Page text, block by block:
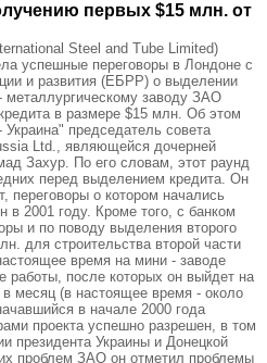
первых $15 млн. от
Steel and Tube Limited)
успешные переговоры в Лондоне с
и развития (ЕБРР) о выделении
металлургическому заводу ЗАО
в размере $15 млн. Об этом
председатель совета
Ltd., являющейся дочерней
Захур. По его словам, этот раунд
перед выделением кредита. Он
переговоры о котором начались
в 2001 году. Кроме того, с банком
и по поводу выделения второго
для строительства второй части
время на мини - заводе
работы, после которых он выйдет на
месяц (в настоящее время - около
в начале 2000 года
проекта успешно разрешен, в том
президента Украины и Донецкой
проблем ЗАО он отметил проблемы